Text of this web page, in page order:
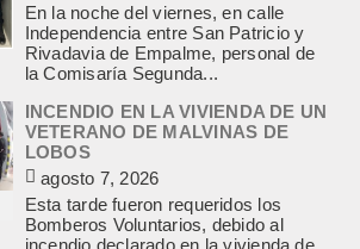
En la noche del viernes, en calle
Independencia entre San Patricio y
Rivadavia de Empalme, personal de
la Comisaría Segunda...
INCENDIO EN LA VIVIENDA DE UN
VETERANO DE MALVINAS DE
LOBOS
agosto 7, 2026
Esta tarde fueron requeridos los
Bomberos Voluntarios, debido al
incendio declarado en la vivienda de